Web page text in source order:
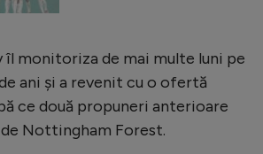
monitoriza de mai multe luni pe
ani și a revenit cu o ofertă
ce două propuneri anterioare
Nottingham Forest.